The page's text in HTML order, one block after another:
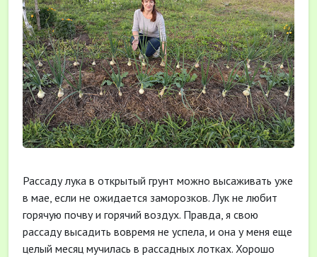
Рассаду лука в открытый грунт можно высаживать уже
в мае, если не ожидается заморозков. Лук не любит
горячую почву и горячий воздух. Правда, я свою
рассаду высадить вовремя не успела, и она у меня еще
целый месяц мучилась в рассадных лотках. Хорошо